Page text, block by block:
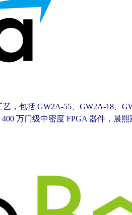
，包括 GW2A-55、GW2A-18、
万门级中密度 FPGA 器件，晨熙